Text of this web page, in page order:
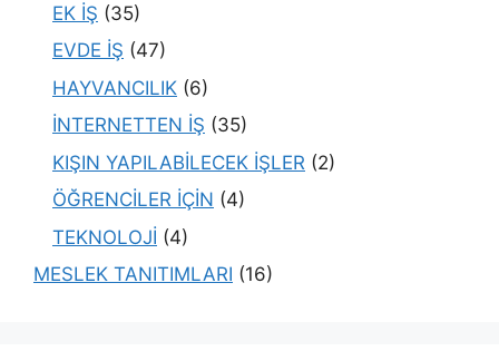
EK İŞ (35)
EVDE İŞ (47)
HAYVANCILIK (6)
İNTERNETTEN İŞ (35)
KIŞIN YAPILABİLECEK İŞLER (2)
ÖĞRENCİLER İÇİN (4)
TEKNOLOJİ (4)
MESLEK TANITIMLARI (16)